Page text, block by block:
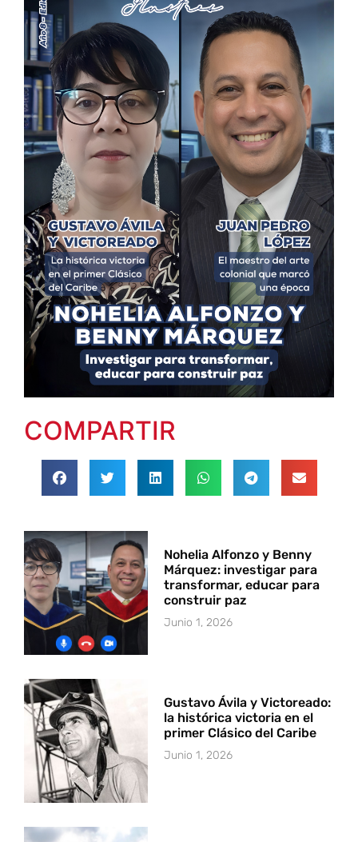
COMPARTIR
Nohelia Alfonzo y Benny
Márquez: investigar para
transformar, educar para
construir paz
Junio 1, 2026
Gustavo Ávila y Victoreado:
la histórica victoria en el
primer Clásico del Caribe
Junio 1, 2026